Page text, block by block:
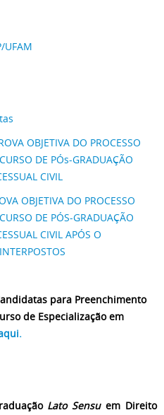
UFAM
OBJETIVA DO PROCESSO
DE PÓs-GRADUAÇÃO
CIVIL
OBJETIVA DO PROCESSO
DE PÓS-GRADUAÇÃO
CIVIL APÓS O
para Preenchimento
de Especialização em
Lato Sensuem Direito